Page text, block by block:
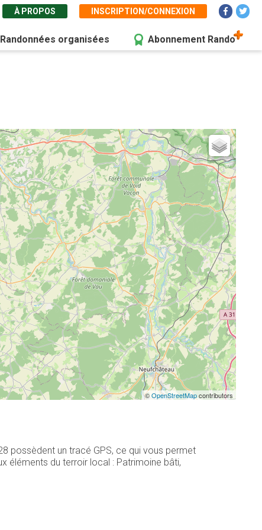
À PROPOS INSCRIPTION/CONNEXION
Randonnées organisées Abonnement Rando
©OpenStreetMapcontributors
possèdent un tracé GPS, ce qui vous permet
éléments du terroir local : Patrimoine bâti,